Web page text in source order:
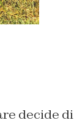
decide di